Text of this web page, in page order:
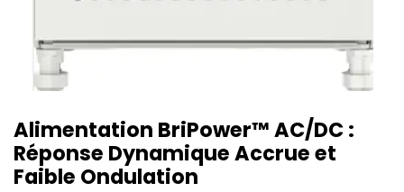
Alimentation BriPower™ AC/DC :
Réponse Dynamique Accrue et
Faible Ondulation